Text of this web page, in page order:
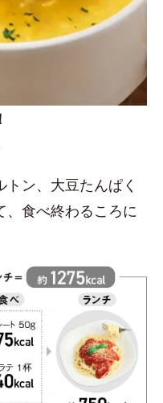
ン、大豆たんぱく
、食べ終わるころに